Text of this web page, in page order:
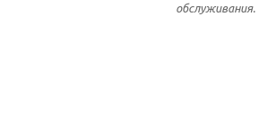
обслуживания.